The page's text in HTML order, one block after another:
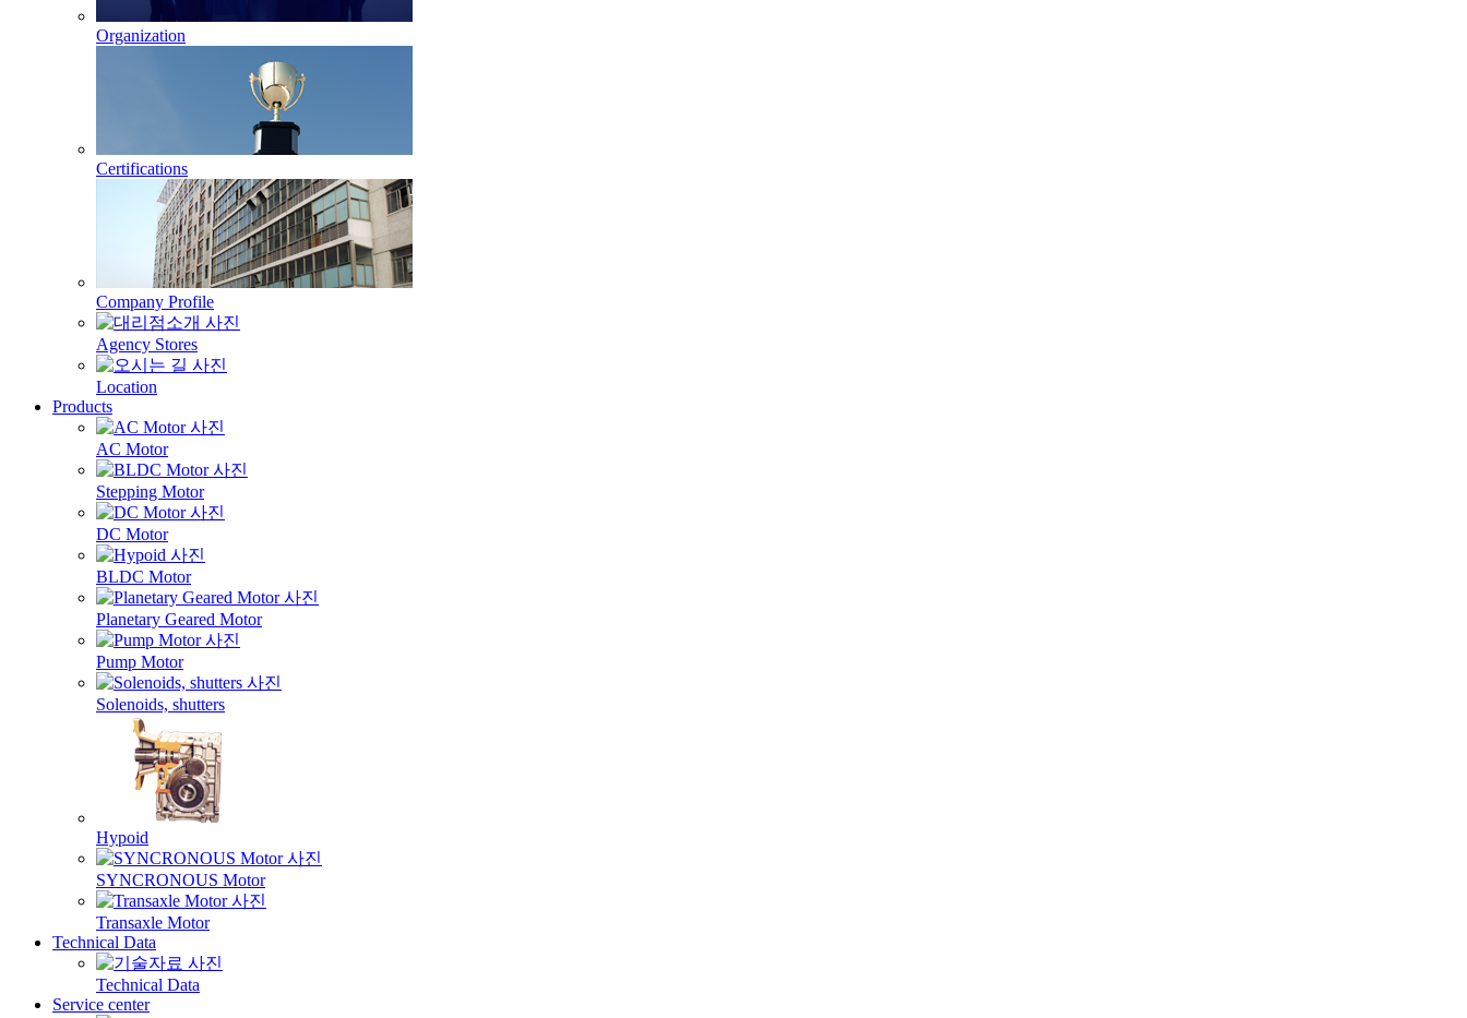
Organization
Certifications
Company Profile
Agency Stores
Location
Products
AC Motor
Stepping Motor
DC Motor
BLDC Motor
Planetary Geared Motor
Pump Motor
Solenoids, shutters
Hypoid
SYNCRONOUS Motor
Transaxle Motor
Technical Data
Technical Data
Service center